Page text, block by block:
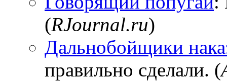
(RJournal.ru)
Дальнобойщики
правильно сделали. (